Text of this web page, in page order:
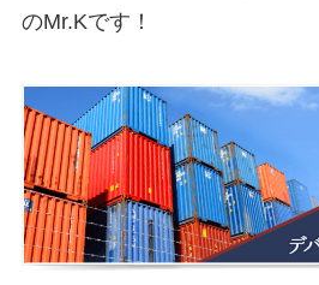
のMr.Kです！